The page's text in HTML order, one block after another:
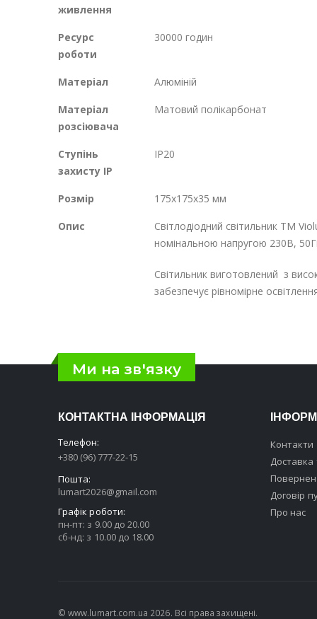
живлення
Ресурс
роботи
30000 годин
Матеріал Алюміній
Матеріал
розсіювача
Матовий полікарбонат
Ступінь
захисту IP
IP20
Розмір 175х175х35 мм
Опис
Світлодіодний світильник ТМ
номінальною напругою 230В,
Світильник виготовлений з
забезпечує рівномірне
Ми на зв'язку
КОНТАКТНА ІНФОРМАЦІЯ
Телефон:
+380 (96) 777-22-15
Пошта:
lumart2026@gmail.com
Графік роботи:
пн-пт: з 9.00 до 20.00
сб-нд: з 10.00 до 18.00
Контакти
Доставка
Договір
Про нас
© www.lumart.com.ua 2026. Всі права захищені.